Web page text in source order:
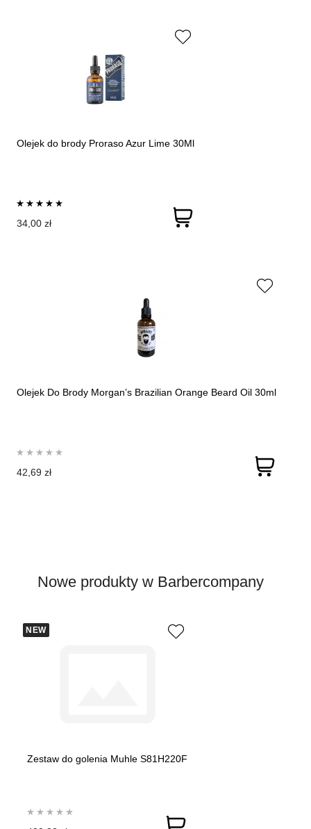
Olejek do brody Proraso Azur Lime 30Ml
34,00 zł
Olejek Do Brody Morgan’s Brazilian Orange Beard Oil 30ml
42,69 zł
Nowe produkty w Barbercompany
NEW
Zestaw do golenia Muhle S81H220F